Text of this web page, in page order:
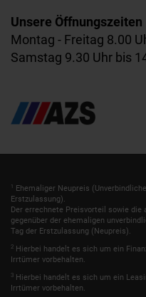
Unsere Öffnungszeiten
Montag - Freitag 8.00
Samstag 9.30 Uhr bis
1
Ehemaliger Neupreis
Erstzulassung).
Der errechnete Preisvorteil sowie die
gegenüber der ehemaligen
Tag der Erstzulassung (Neupreis).
2 Hierbei handelt es sich um ein
Irrtümer vorbehalten.
3 Hierbei handelt es sich um ein
Irrtümer vorbehalten.